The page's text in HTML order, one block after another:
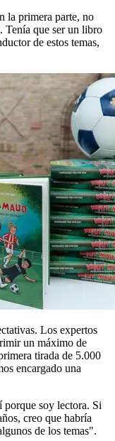
la primera parte, no
Tenía que ser un libro
de estos temas,
Los expertos
un máximo de
tirada de 5.000
encargado una
porque soy lectora. Si
creo que habría
de los temas".